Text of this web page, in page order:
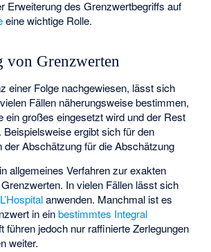
Erweiterung des Grenzwertbegriffs auf
eine wichtige Rolle.
von Grenzwerten
einer Folge nachgewiesen, lässt sich
Fällen näherungsweise bestimmen,
ein großeseingesetzt wird und der Rest
ergibt sich für den
der Abschätzungfürdie Abschätzung
allgemeines Verfahren zur exakten
In vielen Fällen lässt sich
anwenden. Manchmal ist es
in einbestimmtes Integral
führen jedoch nur raffinierte Zerlegungen
weiter.